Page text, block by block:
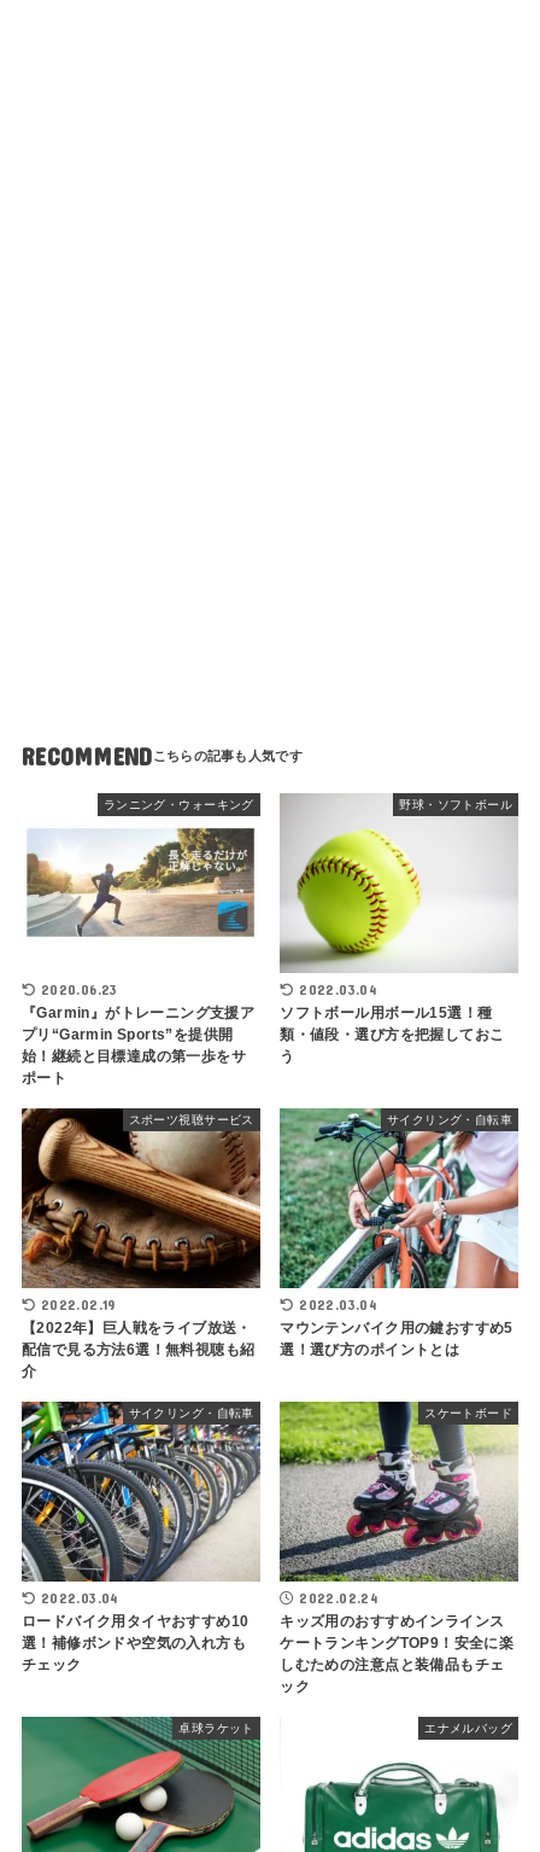
RECOMMEND
ランニング・ウォーキング
2020.06.23
『Garmin』がトレーニング支援ア
プリ“Garmin Sports”を提供開
始！継続と目標達成の第一歩をサ
ポート
野球・ソフトボール
2022.03.04
ソフトボール用ボール15選！種
類・値段・選び方を把握しておこ
う
スポーツ視聴サービス
2022.02.19
【2022年】巨人戦をライブ放送・
配信で見る方法6選！無料視聴も紹
介
サイクリング・自転車
2022.03.04
マウンテンバイク用の鍵おすすめ5
選！選び方のポイントとは
サイクリング・自転車
2022.03.04
ロードバイク用タイヤおすすめ10
選！補修ボンドや空気の入れ方も
チェック
スケートボード
2022.02.24
キッズ用のおすすめインラインス
ケートランキングTOP9！安全に楽
しむための注意点と装備品もチェ
ック
卓球ラケット エナメルバッグ